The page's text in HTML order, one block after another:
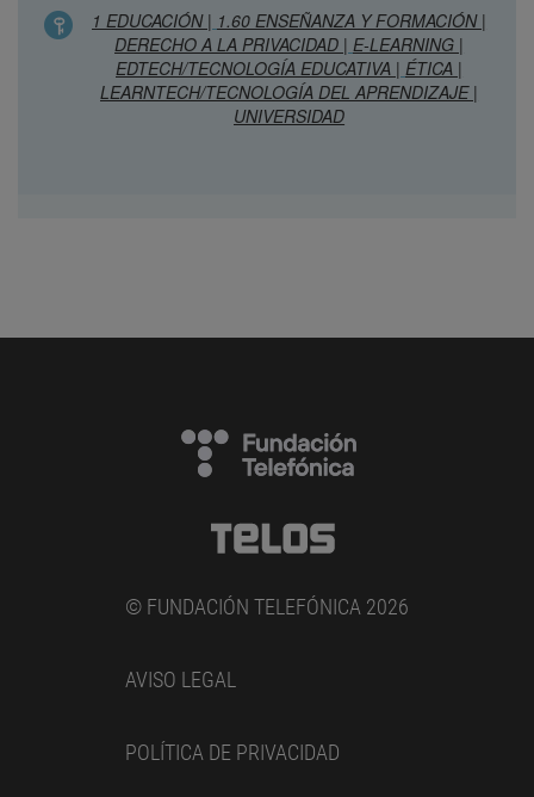
1 EDUCACIÓN | 1.60 ENSEÑANZA Y FORMACIÓN |
DERECHO A LA PRIVACIDAD | E-LEARNING |
EDTECH/TECNOLOGÍA EDUCATIVA | ÉTICA |
LEARNTECH/TECNOLOGÍA DEL APRENDIZAJE |
UNIVERSIDAD
© FUNDACIÓN TELEFÓNICA 2026
AVISO LEGAL
POLÍTICA DE PRIVACIDAD